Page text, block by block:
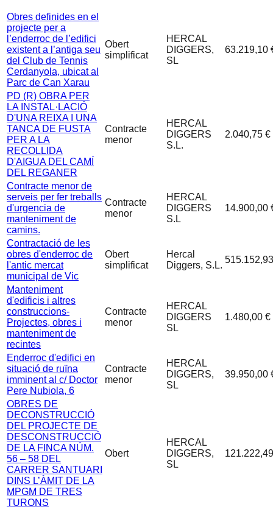
Obres definides en el
projecte per a
l’enderroc de l’edifici
existent a l’antiga seu
del Club de Tennis
Cerdanyola, ubicat al
Parc de Can Xarau
Obert
simplificat
HERCAL
DIGGERS,
SL
63.219,10
PD (R) OBRA PER
LA INSTAL·LACIÓ
D'UNA REIXA I UNA
TANCA DE FUSTA
PER A LA
RECOLLIDA
D'AIGUA DEL CAMÍ
DEL REGANER
Contracte
menor
HERCAL
DIGGERS
S.L.
2.040,75 €
Contracte menor de
serveis per fer treballs
d'urgencia de
manteniment de
camins.
Contracte
menor
HERCAL
DIGGERS
S.L
14.900,00
Contractació de les
obres d'enderroc de
l'antic mercat
municipal de Vic
Obert
simplificat
Hercal
Diggers, S.L.
Manteniment
d'edificis i altres
construccions-
Projectes, obres i
manteniment de
recintes
Contracte
menor
HERCAL
DIGGERS
SL
1.480,00 €
Enderroc d'edifici en
situació de ruïna
imminent al c/ Doctor
Pere Nubiola, 6
Contracte
menor
HERCAL
DIGGERS,
SL
39.950,00
OBRES DE
DECONSTRUCCIÓ
DEL PROJECTE DE
DESCONSTRUCCIÓ
DE LA FINCA NÚM.
56 – 58 DEL
CARRER SANTUARI
DINS L’ÀMIT DE LA
MPGM DE TRES
TURONS
Obert
HERCAL
DIGGERS,
SL